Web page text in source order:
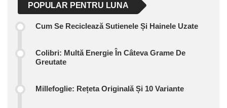
POPULAR PENTRU LUNA
Cum Se Reciclează Sutienele Și Hainele Uzate
Colibri: Multă Energie În Câteva Grame De
Greutate
Millefoglie: Rețeta Originală Și 10 Variante